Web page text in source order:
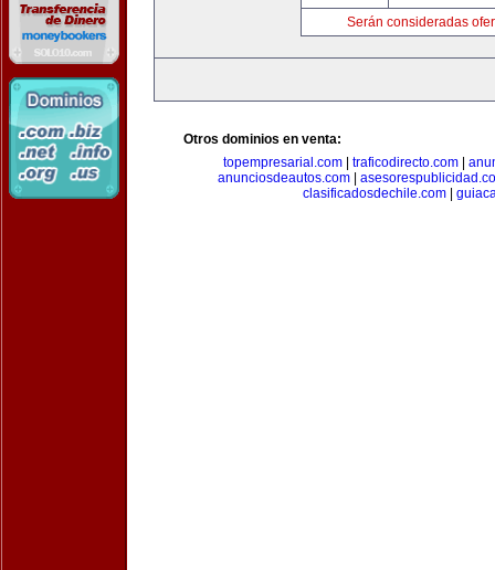
Serán consideradas
Otros dominios en venta:
topempresarial.com
traficodirecto.com
anunciosdeautos.com|
clasificadosdechile.com|